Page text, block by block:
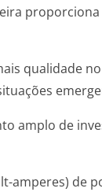
qualidade
amplo de
amperes)